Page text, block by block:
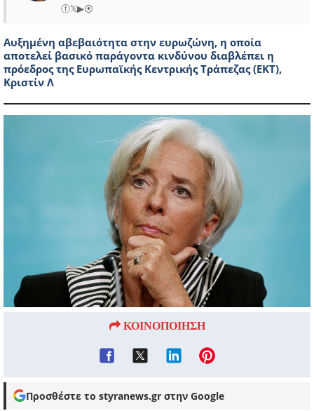
ⓕ𝕏▶⦿
Αυξημένη αβεβαιότητα στην ευρωζώνη, η οποία
αποτελεί βασικό παράγοντα κινδύνου διαβλέπει η
πρόεδρος της Ευρωπαϊκής Κεντρικής Τράπεζας (ΕΚΤ),
Κριστίν Λ
ΚΟΙΝΟΠΟΙΗΣΗ
Προσθέστε το styranews.gr στην Google